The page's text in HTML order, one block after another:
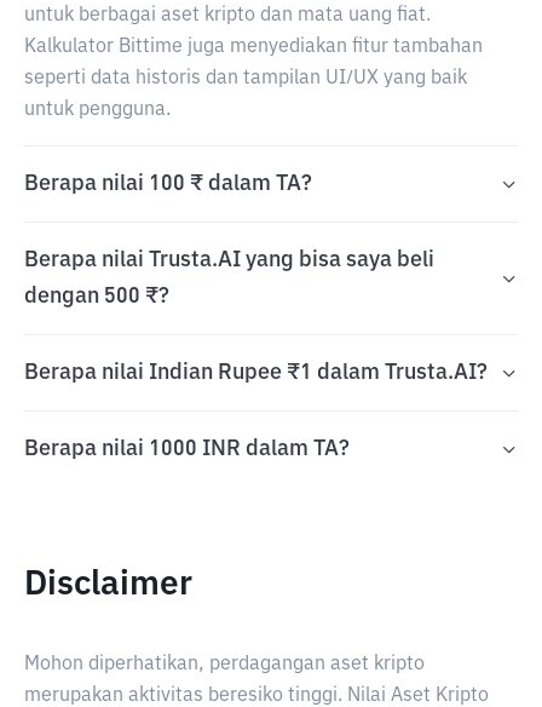
untuk berbagai aset kripto dan mata uang fiat.
Kalkulator Bittime juga menyediakan fitur tambahan
seperti data historis dan tampilan UI/UX yang baik
untuk pengguna.
Berapa nilai 100 ₹ dalam TA?
Berapa nilai Trusta.AI yang bisa saya beli
dengan 500 ₹?
Berapa nilai Indian Rupee ₹1 dalam Trusta.AI?
Berapa nilai 1000 INR dalam TA?
Disclaimer
Mohon diperhatikan, perdagangan aset kripto
merupakan aktivitas beresiko tinggi. Nilai Aset Kripto